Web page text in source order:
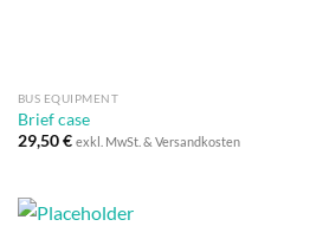
BUS EQUIPMENT
Brief case
29,50€ exkl. MwSt. & Versandkosten